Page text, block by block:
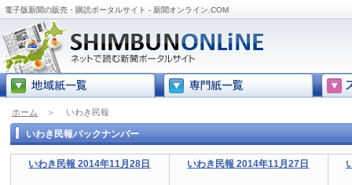
電子版新聞の販売・購読ポータルサイト - 新聞オンライン.COM
ホーム ＞ いわき民報
いわき民報バックナンバー
いわき民報 2014年11月28日 いわき民報 2014年11月27日